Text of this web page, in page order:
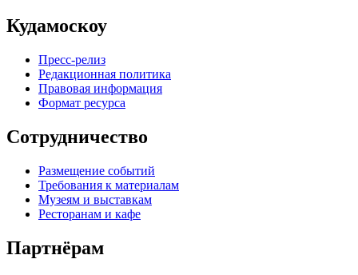
Кудамоскоу
Пресс-релиз
Редакционная политика
Правовая информация
Формат ресурса
Сотрудничество
Размещение событий
Требования к материалам
Музеям и выставкам
Ресторанам и кафе
Партнёрам